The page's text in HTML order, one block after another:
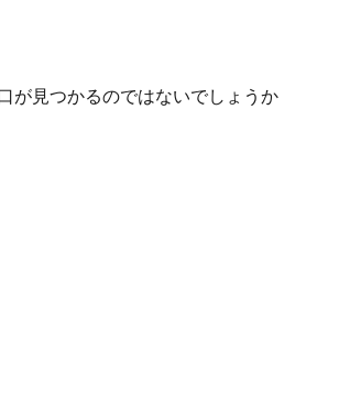
が見つかるのではないでしょうか